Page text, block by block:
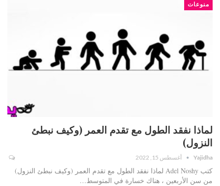
منوعات
لماذا نفقد الطول مع تقدم العمر (وكيف نبطئ
النزول)
Yajidha أغسطس 15, 2022
كتب Adel Noshy لماذا نفقد الطول مع تقدم العمر (وكيف نبطئ النزول)
من سن الأربعين ، هناك خسارة في المتوسط…